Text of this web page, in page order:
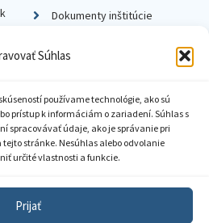
Súhlas
používame technológie, ako sú
prístup k informáciám o zariadení. Súhlas s
spracovávať údaje, ako je správanie pri
stránke. Nesúhlas alebo odvolanie
určité vlastnosti a funkcie.
Prijať
Dokumenty inštitúcie
ochrany súkromia
informácií